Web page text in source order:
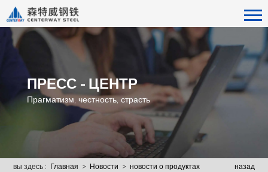
ПРЕСС - ЦЕНТР
Прагматизм, честность, страсть
назад
вы здесь : Главная > Новости > новости о продуктах